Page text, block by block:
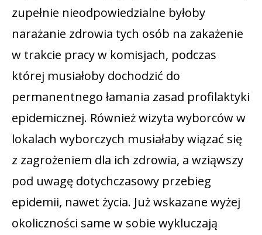
zupełnie nieodpowiedzialne byłoby
narażanie zdrowia tych osób na zakażenie
w trakcie pracy w komisjach, podczas
której musiałoby dochodzić do
permanentnego łamania zasad profilaktyki
epidemicznej. Również wizyta wyborców w
lokalach wyborczych musiałaby wiązać się
z zagrożeniem dla ich zdrowia, a wziąwszy
pod uwagę dotychczasowy przebieg
epidemii, nawet życia. Już wskazane wyżej
okoliczności same w sobie wykluczają